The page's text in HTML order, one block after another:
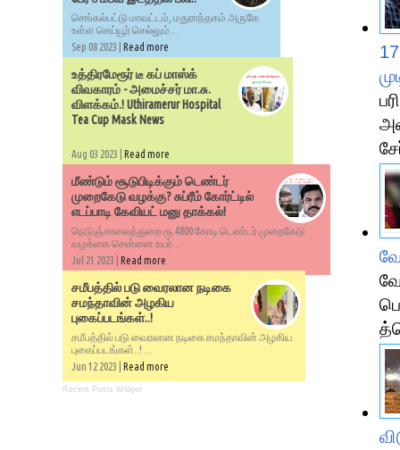
செங்கல்பட்டு மாவட்டம், மதுராந்தகம் அருகே
உள்ள செய்யூர் செல்லும்...
Sep 08 2023 | Read more
உத்திரமேரூர் டீ கப் மாஸ்க்
விவகாரம் - அமைச்சர் மா.சு.
விளக்கம்.! Uthiramerur Hospital
Tea Cup Mask News
Aug 03 2023 | Read more
மீண்டும் சூடுபிடிக்கும் டெண்டர்
முறைகேடு வழக்கு? சுப்ரீம் கோர்ட்டில்
எடப்பாடி கேவியட் மனு தாக்கல்!
நெடுஞ்சாலைத்துறை ரூ.4800 கோடி டெண்டர் முறைகேடு
வழக்கை சென்னை உயர்...
Jul 21 2023 | Read more
சமீபத்தில் படு வைரலான நடிகை
சமந்தாவின் அழகிய
புகைப்படங்கள்..!
சமீபத்தில் படு வைரலான நடிகை சமந்தாவின் அழகிய
புகைப்படங்கள்..! ...
Jun 12 2023 | Read more
Recent Posts Widget